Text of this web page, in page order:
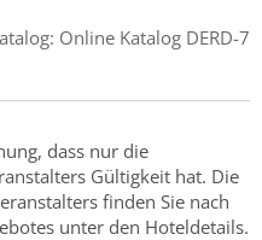
Online Katalog DERD-7
dass nur die
Gültigkeit hat. Die
finden Sie nach
unter den Hoteldetails.